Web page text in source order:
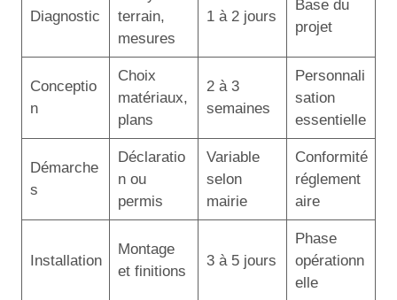
Diagnostic
terrain,
mesures
1 à 2 jours
Base du
projet
Conceptio
n
Choix
matériaux,
plans
2 à 3
semaines
Personnali
sation
essentielle
Démarche
s
Déclaratio
n ou
permis
Variable
selon
mairie
Conformité
réglement
aire
Installation
Montage
et finitions
3 à 5 jours
Phase
opérationn
elle